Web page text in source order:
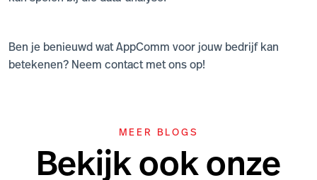
Ben je benieuwd wat AppComm voor jouw bedrijf kan
betekenen? Neem contact met ons op!
MEER BLOGS
Bekijk ook onze